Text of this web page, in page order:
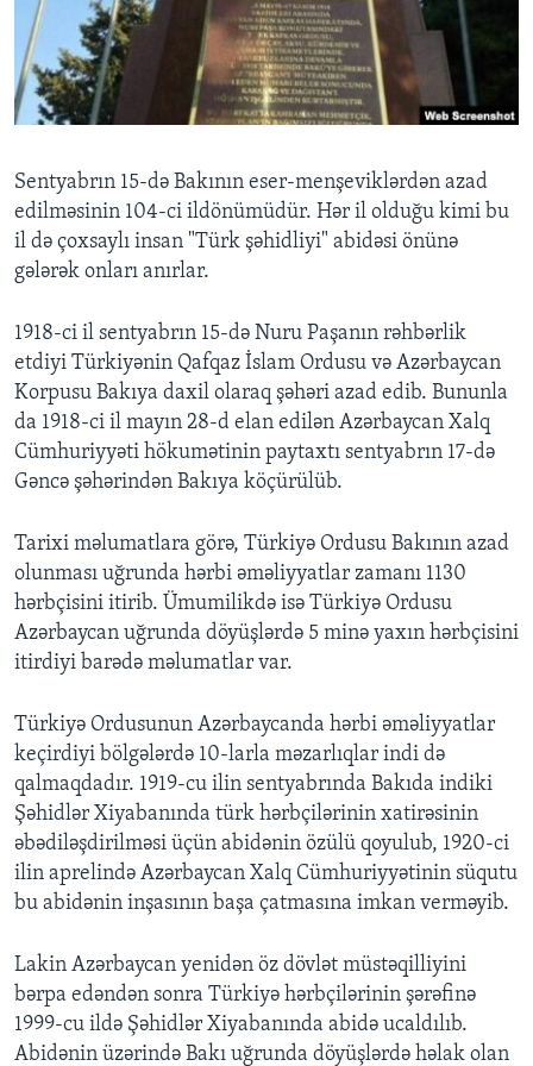
BIZI IZLƏYIN
Dillər
Sentyabrın 15-də Bakının eser-menşeviklərdən azad
edilməsinin 104-ci ildönümüdür. Hər il olduğu kimi bu
il də çoxsaylı insan "Türk şəhidliyi" abidəsi önünə
gələrək onları anırlar.
1918-ci il sentyabrın 15-də Nuru Paşanın rəhbərlik
etdiyi Türkiyənin Qafqaz İslam Ordusu və Azərbaycan
Korpusu Bakıya daxil olaraq şəhəri azad edib. Bununla
da 1918-ci il mayın 28-d elan edilən Azərbaycan Xalq
Cümhuriyyəti hökumətinin paytaxtı sentyabrın 17-də
Gəncə şəhərindən Bakıya köçürülüb.
Tarixi məlumatlara görə, Türkiyə Ordusu Bakının azad
olunması uğrunda hərbi əməliyyatlar zamanı 1130
hərbçisini itirib. Ümumilikdə isə Türkiyə Ordusu
Azərbaycan uğrunda döyüşlərdə 5 minə yaxın hərbçisini
itirdiyi barədə məlumatlar var.
Türkiyə Ordusunun Azərbaycanda hərbi əməliyyatlar
keçirdiyi bölgələrdə 10-larla məzarlıqlar indi də
qalmaqdadır. 1919-cu ilin sentyabrında Bakıda indiki
Şəhidlər Xiyabanında türk hərbçilərinin xatirəsinin
əbədiləşdirilməsi üçün abidənin özülü qoyulub, 1920-ci
ilin aprelində Azərbaycan Xalq Cümhuriyyətinin süqutu
bu abidənin inşasının başa çatmasına imkan verməyib.
Lakin Azərbaycan yenidən öz dövlət müstəqilliyini
bərpa edəndən sonra Türkiyə hərbçilərinin şərəfinə
1999-cu ildə Şəhidlər Xiyabanında abidə ucaldılıb.
Abidənin üzərində Bakı uğrunda döyüşlərdə həlak olan